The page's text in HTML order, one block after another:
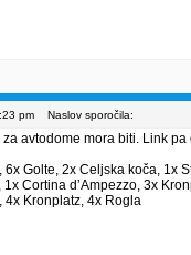
pm Naslov sporočila:
avtodome mora biti. Link
6x Golte, 2x Celjska koča, 1x
1x Cortina dʼAmpezzo, 3x
4x Kronplatz, 4x Rogla